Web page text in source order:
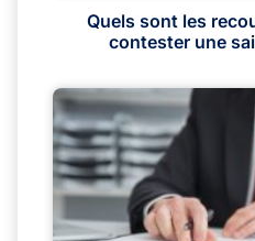
Quels sont les
contester une